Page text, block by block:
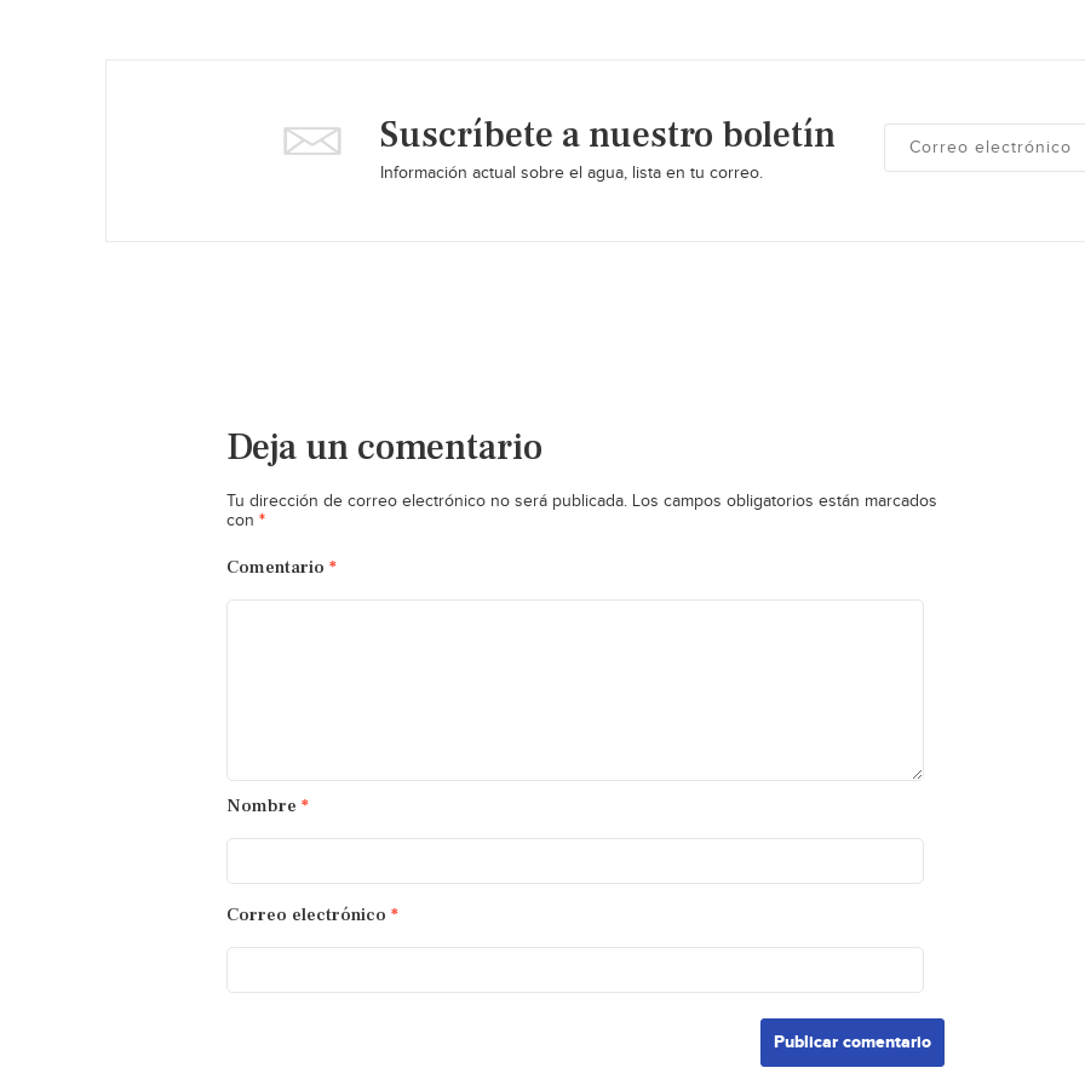
Suscríbete a nuestro boletín
Información actual sobre el agua, lista en tu correo.
Deja un comentario
Tu dirección de correo electrónico no será publicada. Los campos obligatorios están marcados
con *
Comentario *
Nombre *
Correo electrónico *